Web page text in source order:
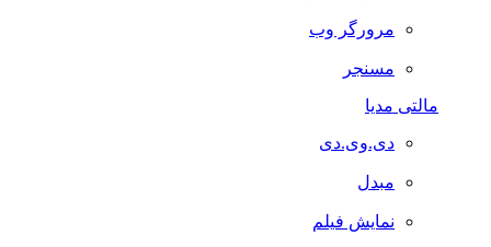
مرورگر وب
مسنجر
مالتی مدیا
دی.وی.دی
مبدل
نمایش فیلم